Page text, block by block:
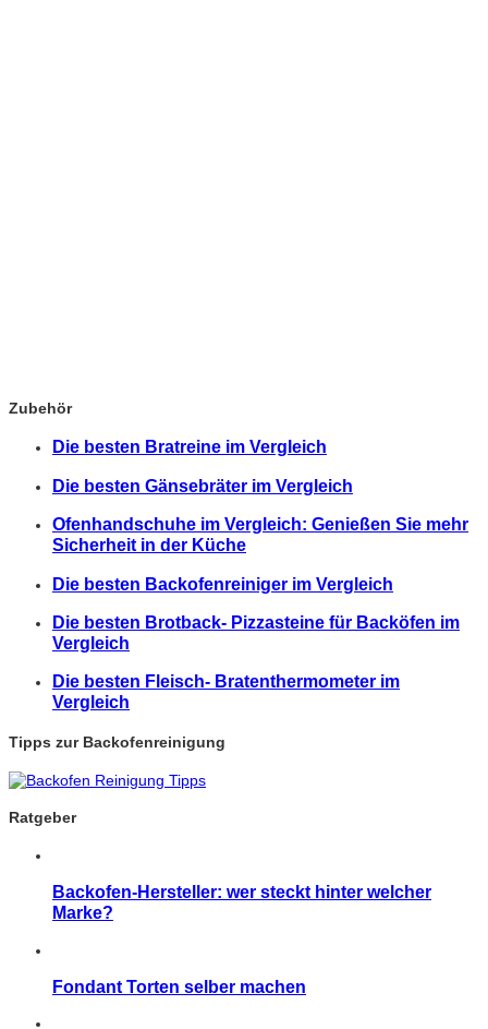
Zubehör
Die besten Bratreine im Vergleich
Die besten Gänsebräter im Vergleich
Ofenhandschuhe im Vergleich: Genießen Sie mehr
Sicherheit in der Küche
Die besten Backofenreiniger im Vergleich
Die besten Brotback- Pizzasteine für Backöfen im
Vergleich
Die besten Fleisch- Bratenthermometer im
Vergleich
Tipps zur Backofenreinigung
Ratgeber
Backofen-Hersteller: wer steckt hinter welcher
Marke?
Fondant Torten selber machen